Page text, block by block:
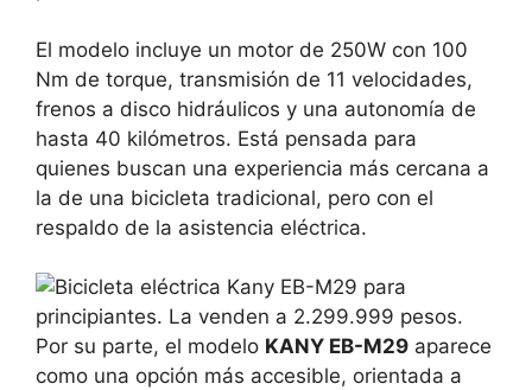
El modelo incluye un motor de 250W con 100
Nm de torque, transmisión de 11 velocidades,
frenos a disco hidráulicos y una autonomía de
hasta 40 kilómetros. Está pensada para
quienes buscan una experiencia más cercana a
la de una bicicleta tradicional, pero con el
respaldo de la asistencia eléctrica.
Por su parte, el modelo KANY EB-M29 aparece
como una opción más accesible, orientada a